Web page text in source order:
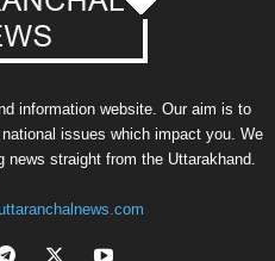
information website. Our aim is to
issues which impact you. We
straight from the Uttarakhand.